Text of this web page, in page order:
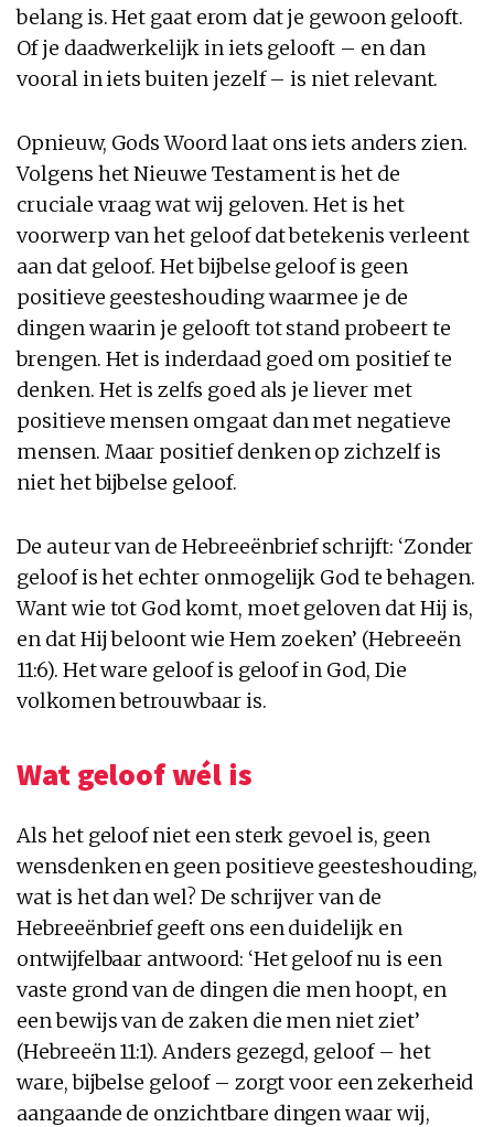
belang is. Het gaat erom dat je gewoon gelooft.
Of je daadwerkelijk in iets gelooft – en dan
vooral in iets buiten jezelf – is niet relevant.
Opnieuw, Gods Woord laat ons iets anders zien.
Volgens het Nieuwe Testament is het de
cruciale vraag wat wij geloven. Het is het
voorwerp van het geloof dat betekenis verleent
aan dat geloof. Het bijbelse geloof is geen
positieve geesteshouding waarmee je de
dingen waarin je gelooft tot stand probeert te
brengen. Het is inderdaad goed om positief te
denken. Het is zelfs goed als je liever met
positieve mensen omgaat dan met negatieve
mensen. Maar positief denken op zichzelf is
niet het bijbelse geloof.
De auteur van de Hebreeënbrief schrijft: ‘Zonder
geloof is het echter onmogelijk God te behagen.
Want wie tot God komt, moet geloven dat Hij is,
en dat Hij beloont wie Hem zoeken’ (Hebreeën
11:6). Het ware geloof is geloof in God, Die
volkomen betrouwbaar is.
Wat geloof wél is
Als het geloof niet een sterk gevoel is, geen
wensdenken en geen positieve geesteshouding,
wat is het dan wel? De schrijver van de
Hebreeënbrief geeft ons een duidelijk en
ontwijfelbaar antwoord: ‘Het geloof nu is een
vaste grond van de dingen die men hoopt, en
een bewijs van de zaken die men niet ziet’
(Hebreeën 11:1). Anders gezegd, geloof – het
ware, bijbelse geloof – zorgt voor een zekerheid
aangaande de onzichtbare dingen waar wij,